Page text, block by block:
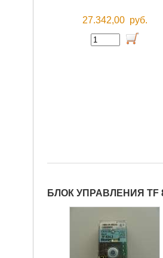
27.342,00 руб.
БЛОК УПРАВЛЕНИЯ TF